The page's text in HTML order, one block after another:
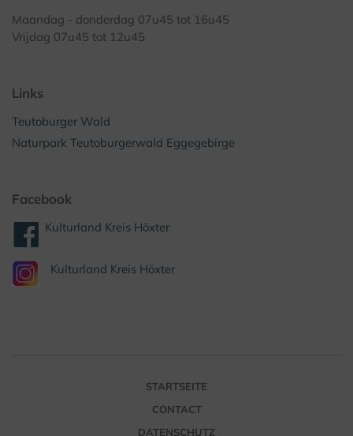
Maandag - donderdag 07u45 tot 16u45
Vrijdag 07u45 tot 12u45
Links
Teutoburger Wald
Naturpark Teutoburgerwald Eggegebirge
Facebook
Kulturland Kreis Höxter
Kulturland Kreis Höxter
STARTSEITE
CONTACT
DATENSCHUTZ